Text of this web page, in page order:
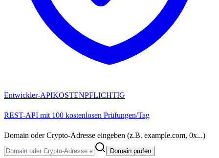
Entwickler-APIKOSTENPFLICHTIG
REST-API mit 100 kostenlosen Prüfungen/Tag
Domain oder Crypto-Adresse eingeben (z.B. example.com, 0x...)
Domain prüfen